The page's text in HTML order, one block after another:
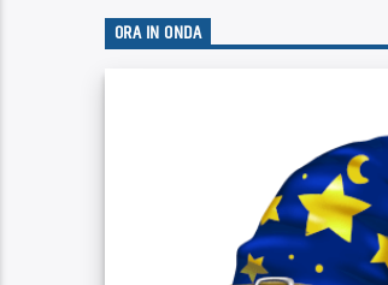
ORA IN ONDA